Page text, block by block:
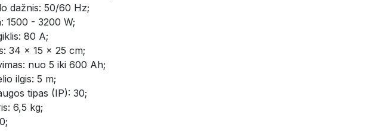
dažnis: 50/60 Hz;
1500 - 3200 W;
80 A;
34 x 15 x 25 cm;
nuo 5 iki 600 Ah;
ilgis: 5 m;
tipas (IP): 30;
6,5 kg;